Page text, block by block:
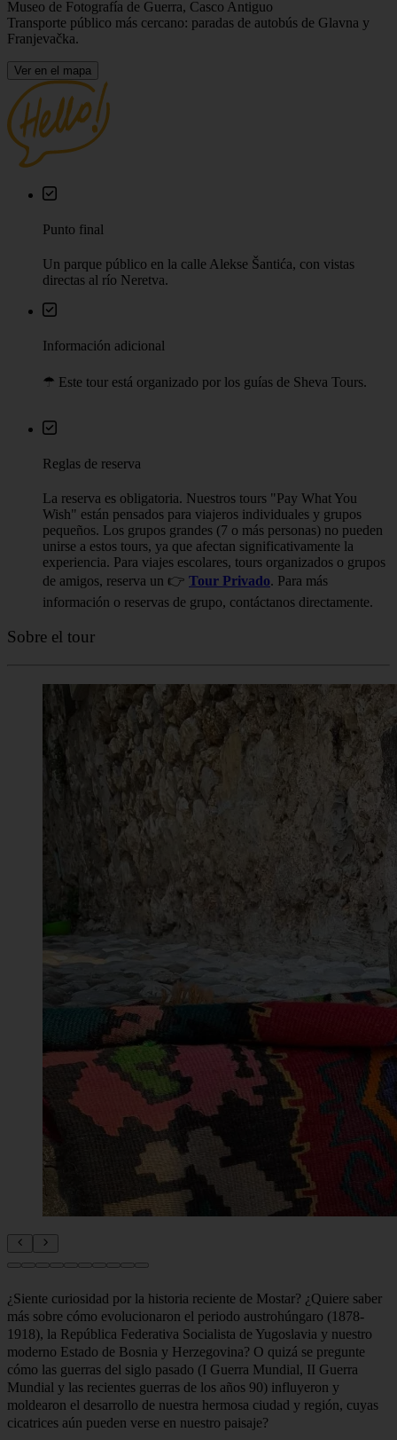
Museo de Fotografía de Guerra, Casco Antiguo
Transporte público más cercano: paradas de autobús de Glavna y
Franjevačka.
Ver en el mapa
Punto final
Un parque público en la calle Alekse Šantića, con vistas
directas al río Neretva.
Información adicional
☂︎ Este tour está organizado por los guías de Sheva Tours.
Reglas de reserva
La reserva es obligatoria. Nuestros tours "Pay What You
Wish" están pensados para viajeros individuales y grupos
pequeños. Los grupos grandes (7 o más personas) no pueden
unirse a estos tours, ya que afectan significativamente la
experiencia. Para viajes escolares, tours organizados o grupos
de amigos, reserva un 👉 Tour Privado. Para más
información o reservas de grupo, contáctanos directamente.
Sobre el tour
¿Siente curiosidad por la historia reciente de Mostar? ¿Quiere saber
más sobre cómo evolucionaron el periodo austrohúngaro (1878-
1918), la República Federativa Socialista de Yugoslavia y nuestro
moderno Estado de Bosnia y Herzegovina? O quizá se pregunte
cómo las guerras del siglo pasado (I Guerra Mundial, II Guerra
Mundial y las recientes guerras de los años 90) influyeron y
moldearon el desarrollo de nuestra hermosa ciudad y región, cuyas
cicatrices aún pueden verse en nuestro paisaje?